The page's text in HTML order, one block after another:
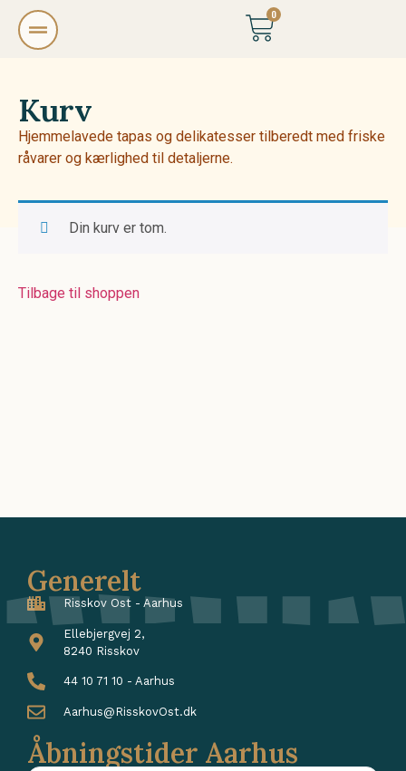
0
Kurv
Hjemmelavede tapas og delikatesser tilberedt med friske
råvarer og kærlighed til detaljerne.
Din kurv er tom.
Tilbage til shoppen
Generelt
Risskov Ost - Aarhus
Ellebjergvej 2,
8240 Risskov
44 10 71 10 - Aarhus
Aarhus@RisskovOst.dk
Åbningstider Aarhus